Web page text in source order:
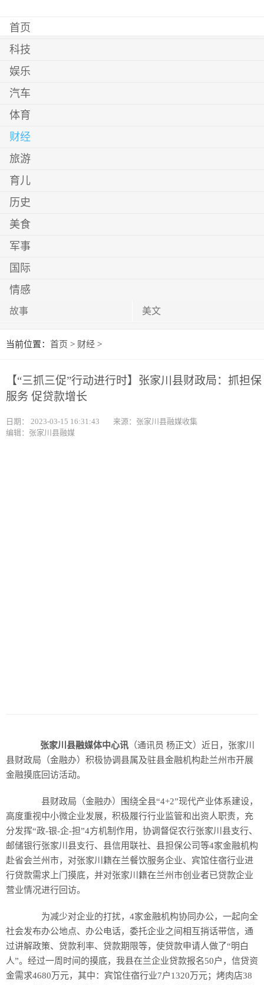
首页
科技
娱乐
汽车
体育
财经
旅游
育儿
历史
美食
军事
国际
情感
故事 美文
当前位置： 首页 > 财经 >
【“三抓三促”行动进行时】张家川县财政局：抓担保
服务 促贷款增长
日期： 2023-03-15 16:31:43
来源：张家川县融媒收集
编辑：张家川县融媒
张家川县融媒体中心讯 （通讯员 杨正文）近日，张家川
县财政局（金融办）积极协调县属及驻县金融机构赴兰州市开展
金融摸底回访活动。
县财政局（金融办）围绕全县“4+2”现代产业体系建设，
高度重视中小微企业发展，积极履行行业监管和出资人职责，充
分发挥“政-银-企-担”4方机制作用，协调督促农行张家川县支行、
邮储银行张家川县支行、县信用联社、县担保公司等4家金融机构
赴省会兰州市，对张家川籍在兰餐饮服务企业、宾馆住宿行业进
行贷款需求上门摸底，并对张家川籍在兰州市创业者已贷款企业
营业情况进行回访。
为减少对企业的打扰，4家金融机构协同办公，一起向全
社会发布办公地点、办公电话，委托企业之间相互捎话带信，通
过讲解政策、贷款利率、贷款期限等，使贷款申请人做了“明白
人”。经过一周时间的摸底，我县在兰企业贷款报名50户，信贷资
金需求4680万元，其中：宾馆住宿行业7户1320万元；烤肉店38